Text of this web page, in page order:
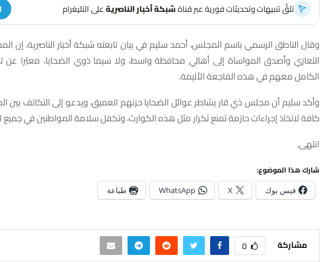
تلقَّ تنبيهات وتحديثات فورية عبر قناةشبكة أخبار الناصريةعلى التليغرام
وقال الناطق الرسمي باسم المجلس، أحمد سليم في بيان تابعته شبكة أخبار الناصرية، إن
التعازي وأصدق المواساة إلى أهالي محافظة واسط، ولا سيما ذوي الضحايا، معبّرا
الكامل معهم في هذه الفاجعة الأليمة.
وأكد سليم أن مجلس ذي قار يشاطر عوائل الضحايا حزنهم العميق، ويدعو إلى التكاتف بين
كافة لاتخاذ إجراءات حازمة تمنع تكرار مثل هذه الكوارث، وتكفل سلامة المواطنين في جميع
انتهى.
شارك هذا الموضوع:
فيس بوك X
WhatsApp طباعة
مشاركة 0